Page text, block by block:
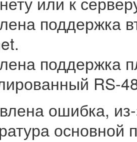
поддержка
поддержка
RS-
ошибка,
основной